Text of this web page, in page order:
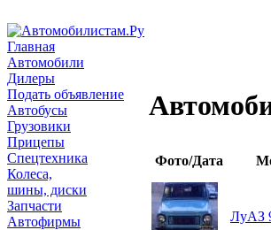
Главная
Автомобили
Дилеры
Подать объявление
Автобусы
Грузовики
Прицепы
Спецтехника
Колеса,
шины, диски
Запчасти
Автофирмы
Фото/Дата
ЛуАЗ